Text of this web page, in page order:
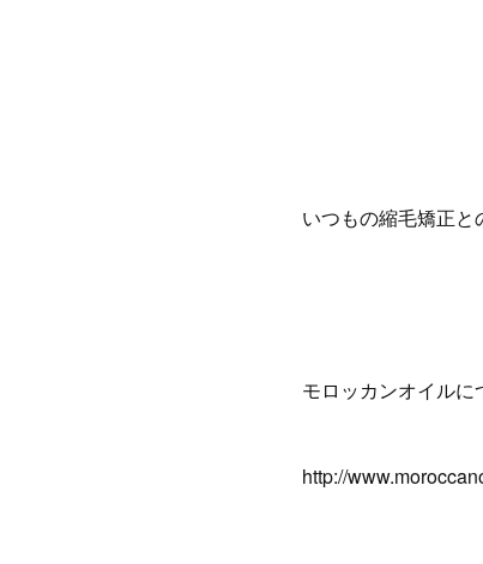
いつもの縮毛矯正
モロッカンオイルに
http://